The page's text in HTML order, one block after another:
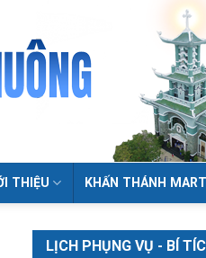
THIỆU KHẤN THÁNH
LỊCH PHỤNG VỤ - BÍ